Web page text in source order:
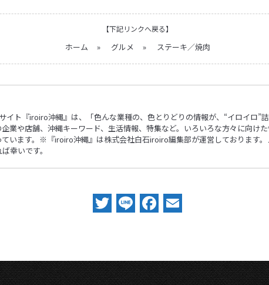
【下記リンクへ戻る】
ホーム » グルメ » ステーキ／焼肉
ト『iroiro沖縄』は、「色んな業種の、色とりどりの情報が、“イロイロ”
業や店舗、沖縄キーワード、生活情報、特集など。いろいろな方々に向け
います。※『iroiro沖縄』は株式会社白石iroiro編集部が運営しております
幸いです。
Twitter
LineFacebook